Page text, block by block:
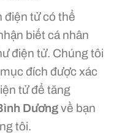
điện tử có thể
biết cá nhân
điện tử. Chúng tôi
đích được xác
tử để tăng
Dươngvề bạn
tôi.